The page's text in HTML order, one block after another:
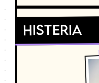
Histeria